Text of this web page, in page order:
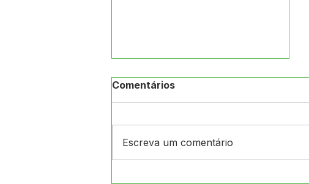
Comentários
Escreva um comentário